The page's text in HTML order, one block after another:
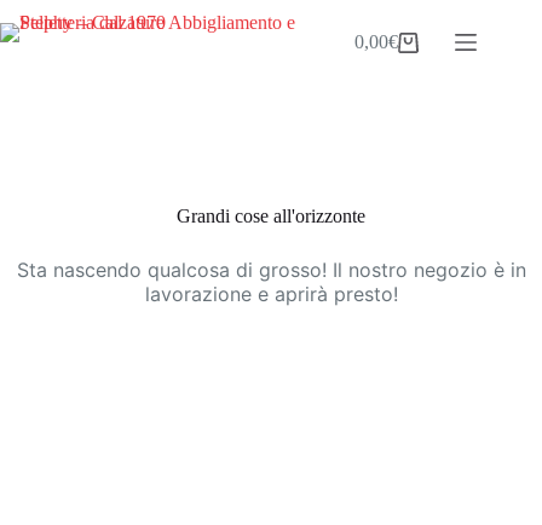
al
Carrello
0,00€
Grandi cose all'orizzonte
Sta nascendo qualcosa di grosso! Il nostro negozio è in
lavorazione e aprirà presto!